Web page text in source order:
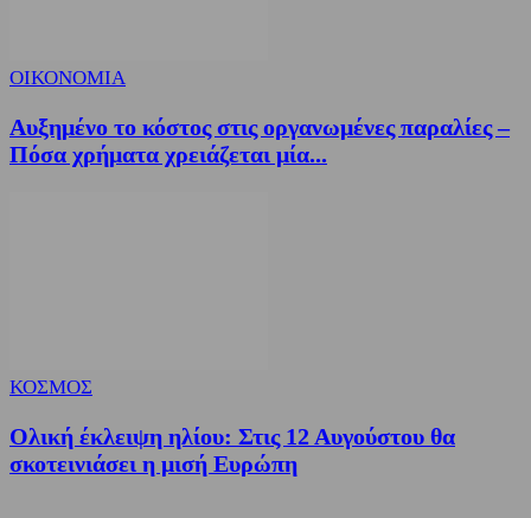
ΟΙΚΟΝΟΜΙΑ
Αυξημένο το κόστος στις οργανωμένες παραλίες –
Πόσα χρήματα χρειάζεται μία...
ΚΟΣΜΟΣ
Ολική έκλειψη ηλίου: Στις 12 Αυγούστου θα
σκοτεινιάσει η μισή Ευρώπη